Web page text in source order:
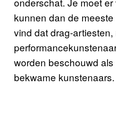
kunnen dan de
vind dat drag-
worden beschouwd
bekwame kunstenaars.